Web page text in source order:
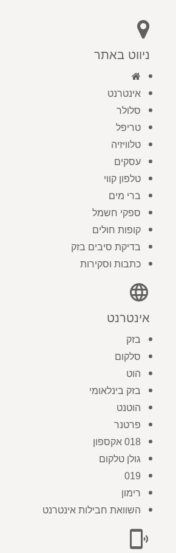
ניווט באתר
אינטרנט
סלולר
טריפל
טלוויזיה
עסקים
טלפון קווי
ברי מים
ספקי חשמל
קופות חולים
בדיקת סיבים בזק
כתבות וסקירות
language
אינטרנט
בזק
סלקום
הוט
בזק בינלאומי
הוטנט
פרטנר
018 אקספון
גולן טלקום
019
רימון
השוואת חבילות אינטרנט
phonelink_ring